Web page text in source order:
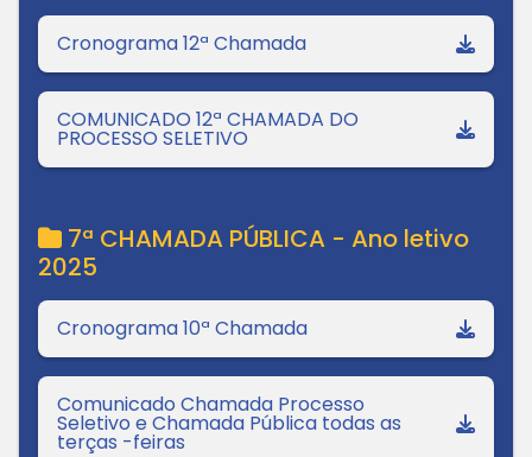
Cronograma 12ª Chamada
COMUNICADO 12ª CHAMADA DO
PROCESSO SELETIVO
7ª CHAMADA PÚBLICA - Ano letivo
2025
Cronograma 10ª Chamada
Comunicado Chamada Processo
Seletivo e Chamada Pública todas as
terças -feiras